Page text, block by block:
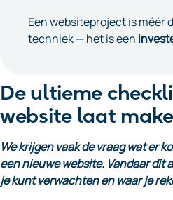
Een websiteproject is méér
techniek — het is een
De ultieme
website laat
We krijgen vaak de vraag wat er
een nieuwe website. Vandaar dit
je kunt verwachten en waar je